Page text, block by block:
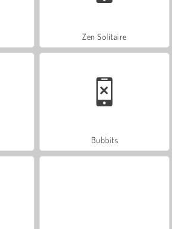
Zen Solitaire
Bubbits